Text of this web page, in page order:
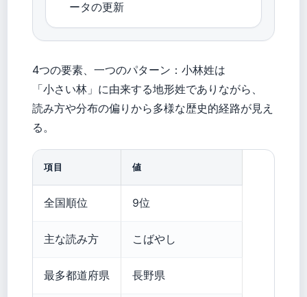
ータの更新
4つの要素、一つのパターン：小林姓は
「小さい林」に由来する地形姓でありながら、
読み方や分布の偏りから多様な歴史的経路が見え
る。
項目 値
全国順位 9位
主な読み方 こばやし
最多都道府県 長野県